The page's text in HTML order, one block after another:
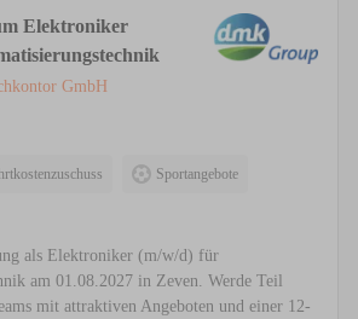
Elektroniker
GmbH
Sportangebote
als Elektroniker (m/w/d) für
am 01.08.2027 in Zeven. Werde Teil
mit attraktiven Angeboten und einer 12-